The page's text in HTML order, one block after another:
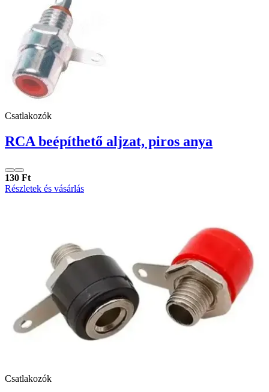
Csatlakozók
RCA beépíthető aljzat, piros anya
130 Ft
Részletek és vásárlás
Csatlakozók